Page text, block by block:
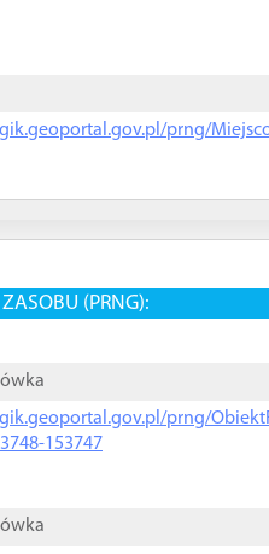
prng/
(PRNG):
prng/
153747